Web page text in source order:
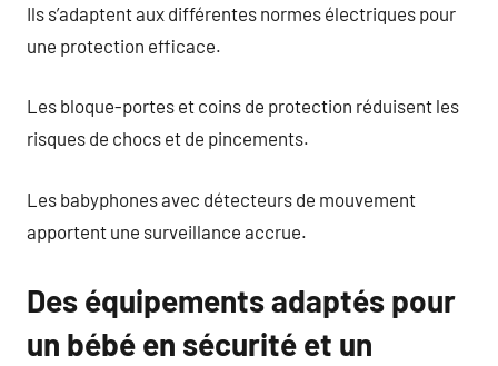
Ils s’adaptent aux différentes normes électriques pour
une protection efficace.
Les bloque-portes et coins de protection réduisent les
risques de chocs et de pincements.
Les babyphones avec détecteurs de mouvement
apportent une surveillance accrue.
Des équipements adaptés pour
un bébé en sécurité et un